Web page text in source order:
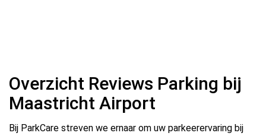
Overzicht Reviews Parking bij
Maastricht Airport
Bij ParkCare streven we ernaar om uw parkeerervaring bij